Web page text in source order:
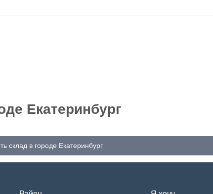
Екатеринбург
склад в городе Екатеринбург